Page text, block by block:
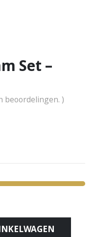
Set –
beoordelingen. )